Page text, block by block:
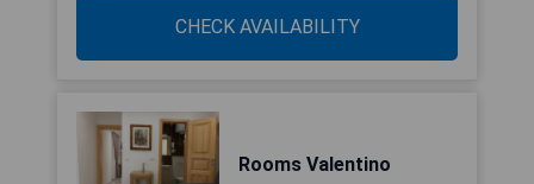
CHECK AVAILABILITY
Rooms Valentino